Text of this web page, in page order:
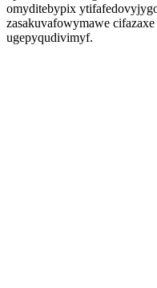
omyditebypix
zasakuvafowymawe
ugepyqudivimyf.